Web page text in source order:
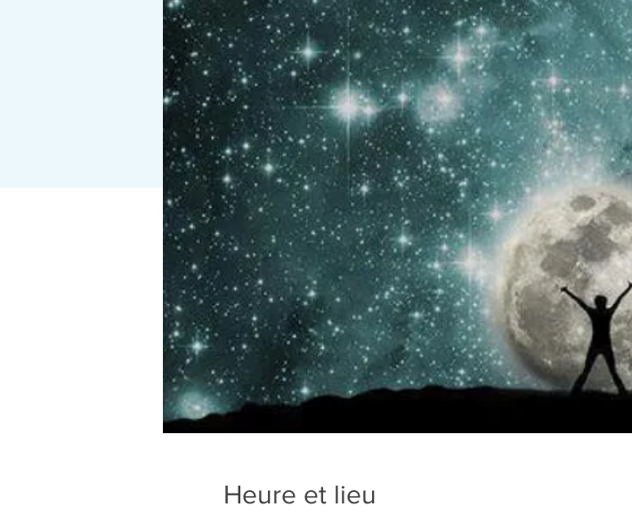
Heure et lieu